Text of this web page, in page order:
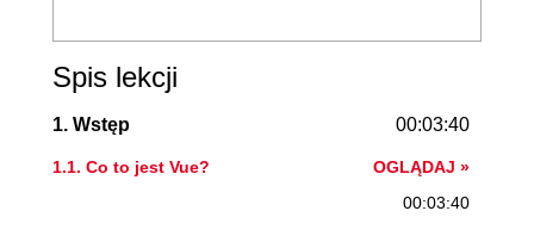
Spis lekcji
1. Wstęp 00:03:40
1.1. Co to jest Vue?
OGLĄDAJ »
00:03:40